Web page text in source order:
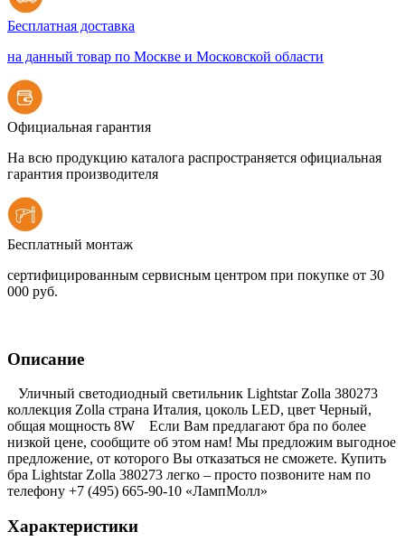
Бесплатная доставка
на данный товар по Москве и Московской области
Официальная гарантия
На всю продукцию каталога распространяется официальная
гарантия производителя
Бесплатный монтаж
сертифицированным сервисным центром при покупке от 30
000 руб.
Описание
Уличный светодиодный светильник Lightstar Zolla 380273
коллекция Zolla страна Италия, цоколь LED, цвет Черный,
общая мощность 8W Если Вам предлагают бра по более
низкой цене, сообщите об этом нам! Мы предложим выгодное
предложение, от которого Вы отказаться не сможете. Купить
бра Lightstar Zolla 380273 легко – просто позвоните нам по
телефону +7 (495) 665-90-10 «ЛампМолл»
Характеристики